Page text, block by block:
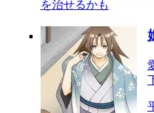
を治せるかも